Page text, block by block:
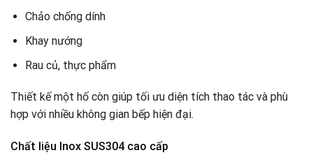
Chảo chống dính
Khay nướng
Rau củ, thực phẩm
Thiết kế một hố còn giúp tối ưu diện tích thao tác và phù
hợp với nhiều không gian bếp hiện đại.
Chất liệu Inox SUS304 cao cấp